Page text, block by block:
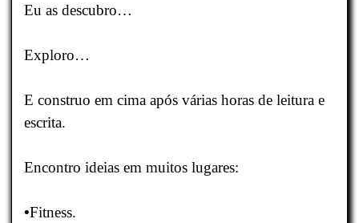
Eu as descubro…
Exploro…
E construo em cima após várias horas de leitura e
escrita.
Encontro ideias em muitos lugares:
•Fitness.